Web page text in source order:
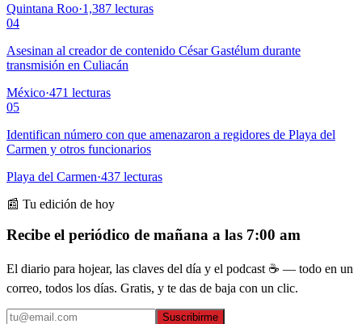
Quintana Roo·1,387 lecturas
04
Asesinan al creador de contenido César Gastélum durante
transmisión en Culiacán
México·471 lecturas
05
Identifican número con que amenazaron a regidores de Playa del
Carmen y otros funcionarios
Playa del Carmen·437 lecturas
📰 Tu edición de hoy
Recibe el periódico de mañana a las 7:00 am
El diario para hojear, las claves del día y el podcast ☕ — todo en un
correo, todos los días. Gratis, y te das de baja con un clic.
Suscribirme